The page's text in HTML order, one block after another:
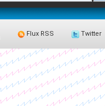
Flux RSS Twitter